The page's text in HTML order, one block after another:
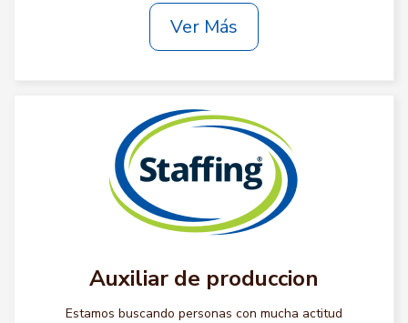
Ver Más
Auxiliar de produccion
Estamos buscando personas con mucha actitud